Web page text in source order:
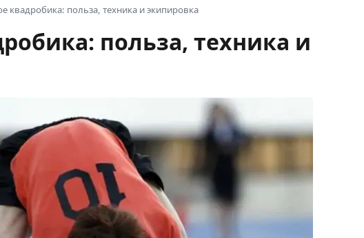
квадробика: польза, техника и экипировка
польза, техника и